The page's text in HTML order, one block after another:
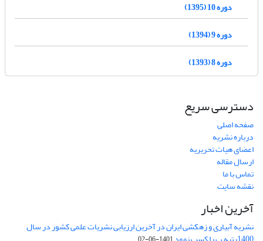
دوره 10 (1395)
دوره 9 (1394)
دوره 8 (1393)
دسترسی سریع
صفحه اصلی
درباره نشریه
اعضای هیات تحریریه
ارسال مقاله
تماس با ما
نقشه سایت
آخرین اخبار
نشریه آبیاری و زهکشی ایران در آخرین ارزیابی نشریات علمی کشور در سال